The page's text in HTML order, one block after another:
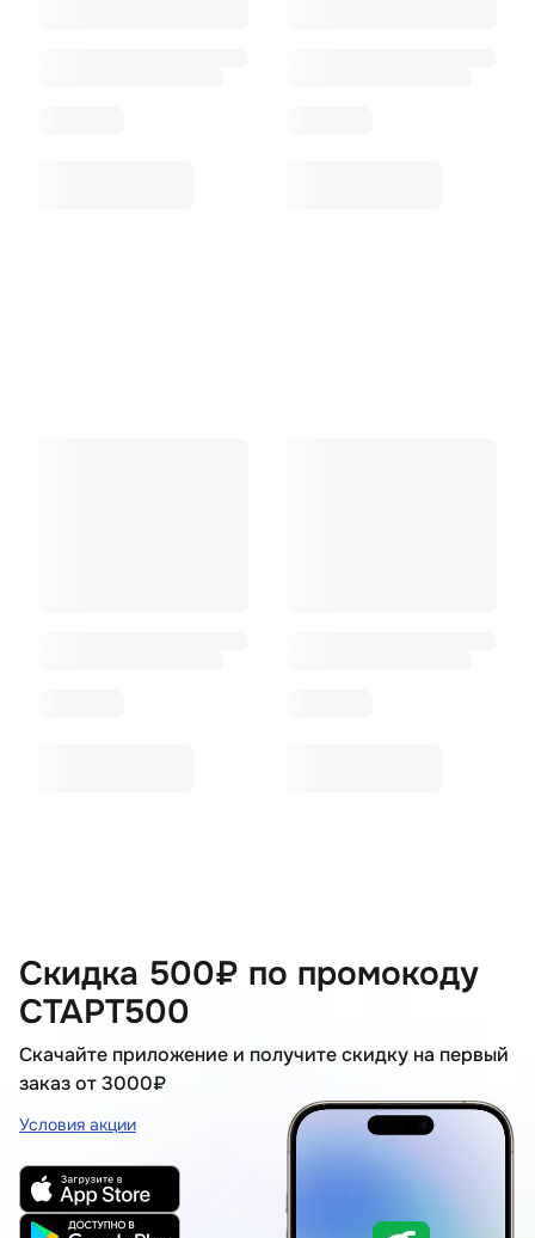
Скидка 500₽ по промокоду
СТАРТ500
Скачайте приложение и получите скидку на первый
заказ от 3000₽
Условия акции